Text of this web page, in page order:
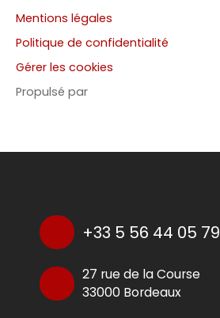
Mentions légales
Politique de confidentialité
Gérer les cookies
Propulsé par
+33 5 56 44 05 79
27 rue de la Course
33000 Bordeaux